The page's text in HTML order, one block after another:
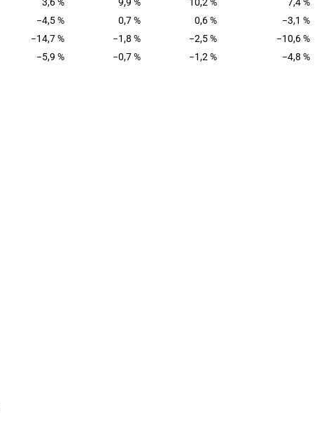
−4,5 % 0,7 % 0,6 %
−3,1 %
−14,7 % −1,8 % −2,5 %
−10,6 %
−5,9 % −0,7 % −1,2 % −4,8 %